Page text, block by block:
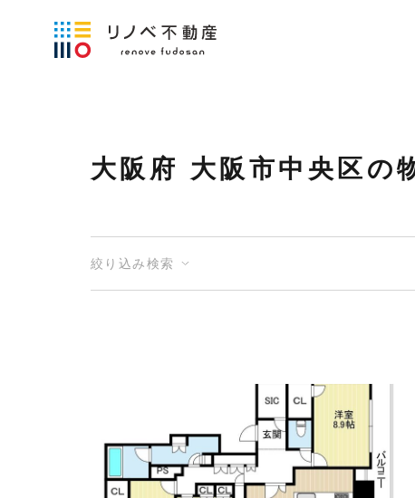
大阪府 大阪市中央区の
絞り込み検索